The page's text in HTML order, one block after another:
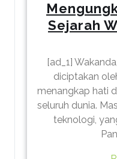
Sejarah
[ad_1]
diciptakan
menangkap hati
seluruh dunia.
teknologi,